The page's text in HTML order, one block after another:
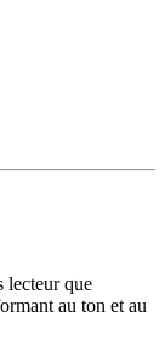
lecteur que
au ton et au